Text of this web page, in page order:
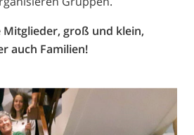
Mitglieder, groß und klein,
auch Familien!